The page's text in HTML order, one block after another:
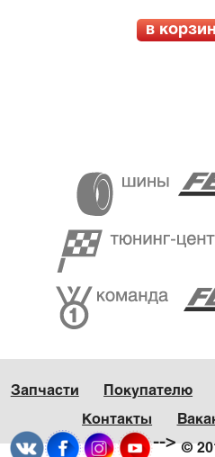
в
Запчасти Покупателю
Контакты
©
-->